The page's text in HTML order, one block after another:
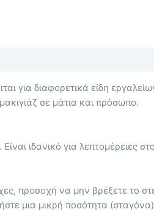
για διαφορετικά είδη
σε μάτια και πρόσωπο.
ιδανικό για λεπτομέρειες
προσοχή να μην βρέξετε το
μια μικρή ποσότητα